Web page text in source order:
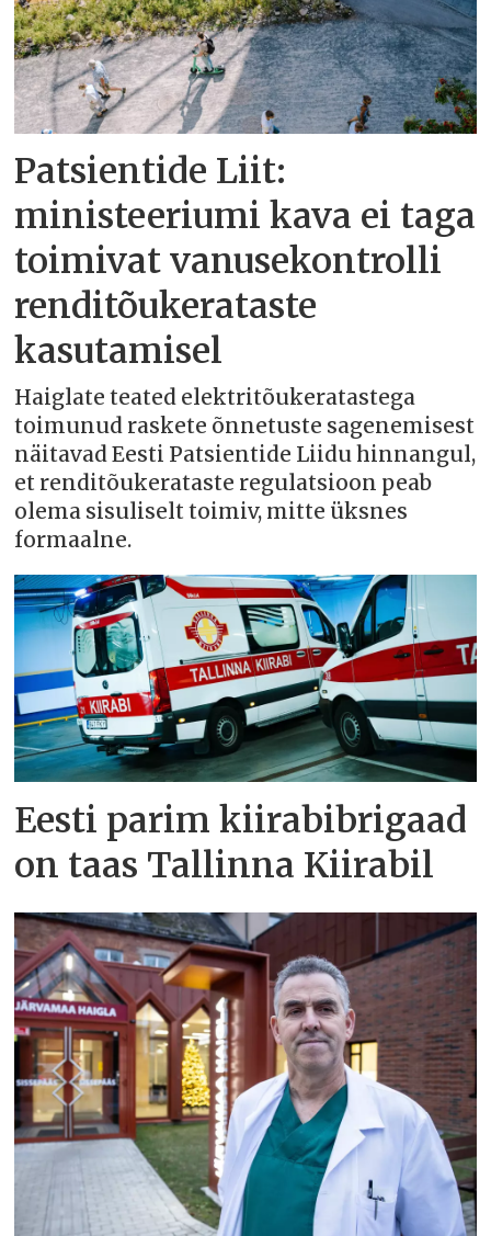
Patsientide Liit:
ministeeriumi kava ei taga
toimivat vanusekontrolli
renditõukerataste
kasutamisel
Haiglate teated elektritõukeratastega
toimunud raskete õnnetuste sagenemisest
näitavad Eesti Patsientide Liidu hinnangul,
et renditõukerataste regulatsioon peab
olema sisuliselt toimiv, mitte üksnes
formaalne.
Eesti parim kiirabibrigaad
on taas Tallinna Kiirabil